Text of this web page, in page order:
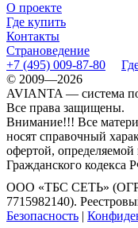
О проекте
Где купить
Контакты
Страноведение
+7 (495) 009-87-80
© 2009—2026
AVIANTA — система
Все права защищены.
Внимание!!! Все
носят справочный
офертой,
Гражданского кодекса
ООО «ТБС СЕТЬ»
7715982140).
Безопасность |